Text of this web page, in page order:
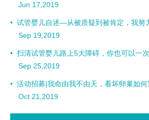
Jun 17,2019
•试管婴儿自述—从被质疑到被肯定，我努
Sep 19,2019
•扫清试管婴儿路上5大障碍，你也可以一
Sep 25,2019
•活动招募|我命由我不由天，看坏卵巢如何
Oct 21,2019